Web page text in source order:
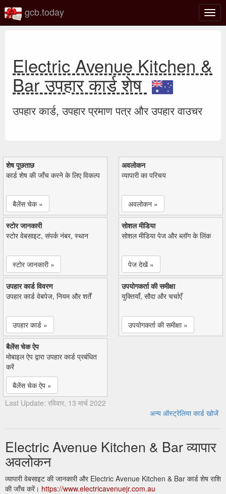
टॉगल
gcb.today
Electric Avenue Kitchen &
Bar उपहार कार्ड शेष
उपहार कार्ड, उपहार प्रमाण पत्र और उपहार वाउचर
शेष पूछताछ
कार्ड शेष की जाँच करने के लिए विकल्प
बैलेंस चेक »
अवलोकन
व्यापारी का परिचय
अवलोकन »
स्टोर जानकारी
स्टोर वेबसाइट, संपर्क नंबर, स्थान
स्टोर जानकारी »
सोशल मीडिया
सोशल मीडिया पेज और ब्लॉग के लिंक
पेज देखें »
उपहार कार्ड विवरण
उपहार कार्ड वेबपेज, नियम और शर्तें
उपहार कार्ड »
उपयोगकर्ता की समीक्षा
युक्तियाँ, सौदा और चर्चाएँ
उपयोगकर्ता की समीक्षा »
बैलेंस चेक ऐप
मोबाइल ऐप द्वारा उपहार कार्ड प्रबंधित
करें
बैलेंस चेक ऐप »
Last Update: रविवार, 13 मार्च 2022
अन्य ऑस्ट्रेलिया कार्ड खोजें
Electric Avenue Kitchen & Bar व्यापार
अवलोकन
व्यापारी वेबसाइट की जानकारी और Electric Avenue Kitchen & Bar कार्ड शेष राशि
की जाँच करें। https://www.electricavenuejr.com.au